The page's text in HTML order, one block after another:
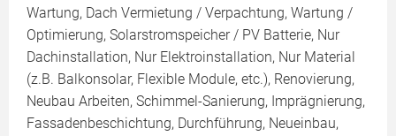
Wartung, Dach Vermietung / Verpachtung, Wartung /
Optimierung, Solarstromspeicher / PV Batterie, Nur
Dachinstallation, Nur Elektroinstallation, Nur Material
(z.B. Balkonsolar, Flexible Module, etc.), Renovierung,
Neubau Arbeiten, Schimmel-Sanierung, Imprägnierung,
Fassadenbeschichtung, Durchführung, Neueinbau,